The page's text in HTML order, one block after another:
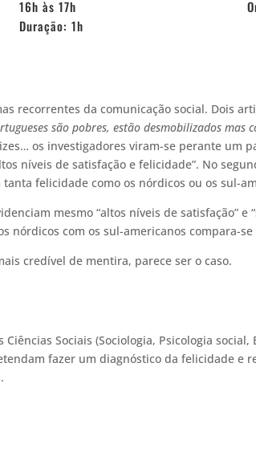
16h às 17h
Duração: 1h
recorrentes da comunicação social. Dois
são pobres, estão desmobilizados mas
os investigadores viram-se perante
níveis de satisfação e felicidade”. No
felicidade como os nórdicos ou os sul-
mesmo “altos níveis de satisfação”
nórdicos com os sul-americanos compara-se
credível de mentira, parece ser o caso.
Sociais (Sociologia, Psicologia
fazer um diagnóstico da felicidade e